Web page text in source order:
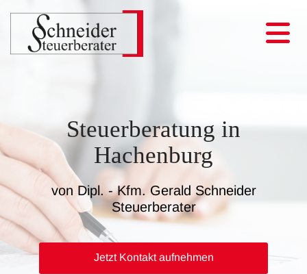
Steuerberatung in
Hachenburg
von Dipl. - Kfm. Gerald Schneider
Steuerberater
Jetzt Kontakt aufnehmen